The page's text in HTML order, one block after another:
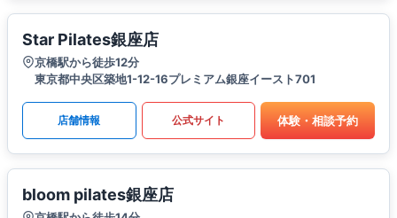
Star Pilates銀座店
京橋駅から徒歩12分
東京都中央区築地1-12-16プレミアム銀座イースト701
店舗情報 公式サイト 体験・相談予約
bloom pilates銀座店